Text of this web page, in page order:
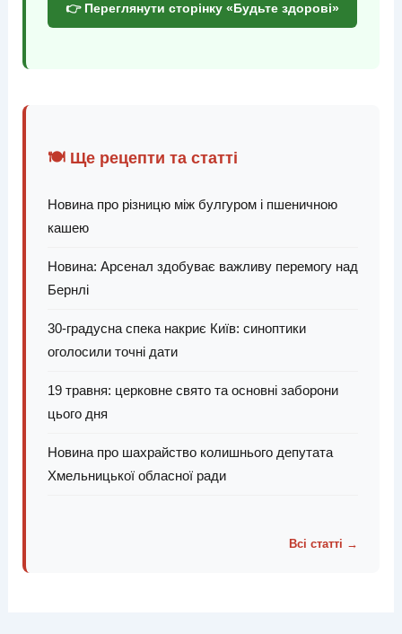
👉 Переглянути сторінку «Будьте здорові»
🍽️ Ще рецепти та статті
Новина про різницю між булгуром і пшеничною
кашею
Новина: Арсенал здобуває важливу перемогу над
Бернлі
30-градусна спека накриє Київ: синоптики
оголосили точні дати
19 травня: церковне свято та основні заборони
цього дня
Новина про шахрайство колишнього депутата
Хмельницької обласної ради
Всі статті →